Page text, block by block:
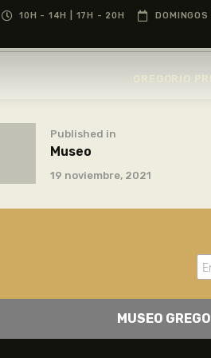
10H - 14H | 17H - 20H
Published in
Museo
19 noviembre, 2021
MUSEO